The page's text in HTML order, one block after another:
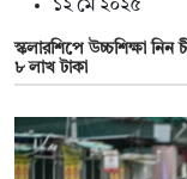
১২ মে ২০২৫
স্কলারশিপে উচ্চশিক্ষা
৮ লাখ টাকা